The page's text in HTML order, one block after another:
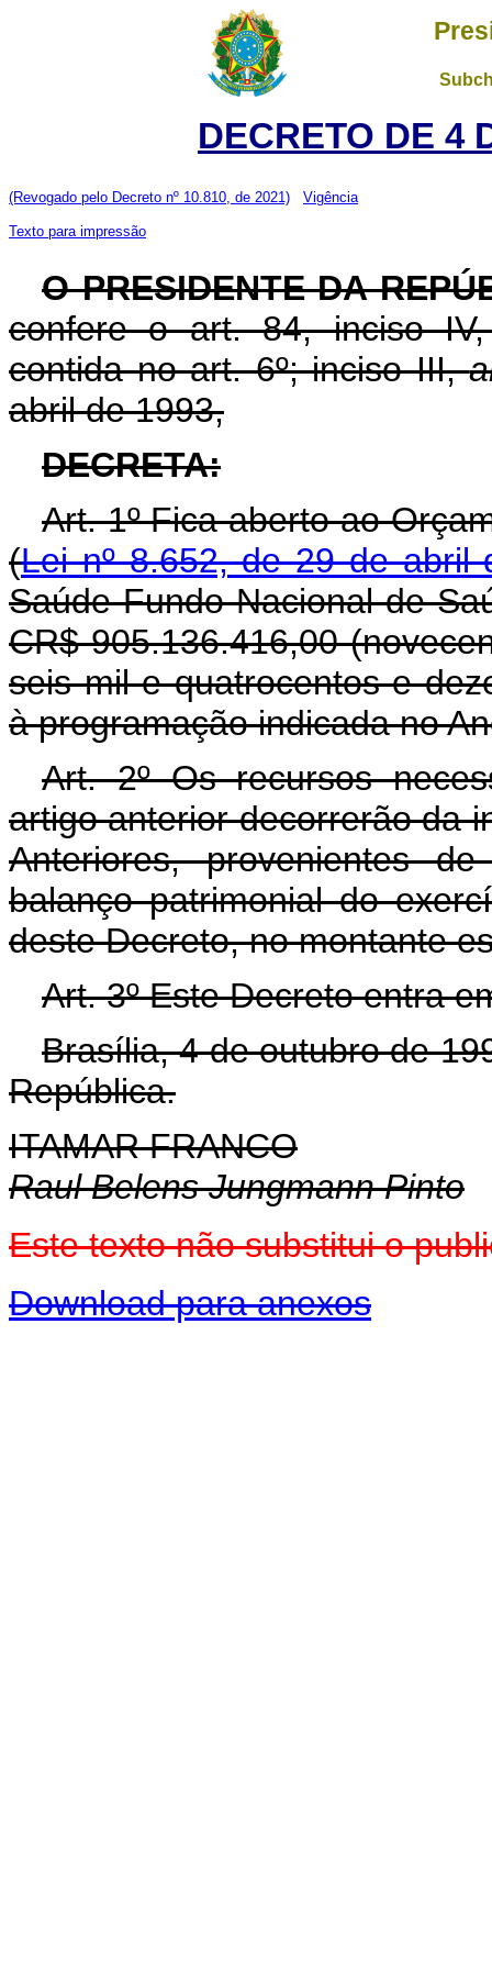
DECRETO DE 4
(Revogado pelo Decreto nº 10.810, de 2021) Vigência
Texto para impressão
O PRESIDENTE DA
confere o art. 84, inciso
contida no art. 6º; inciso III,
abril de 1993,
DECRETA:
Art. 1º Fica aberto ao
(Lei nº 8.652, de 29 de abril
Saúde Fundo Nacional de
CR$ 905.136.416,00
seis mil e quatrocentos e
à programação indicada no
Art. 2º Os recursos
artigo anterior decorrerão da
Anteriores, provenientes
balanço patrimonial do
deste Decreto, no montante
Art. 3º Este Decreto entra
Brasília, 4 de outubro de
República.
ITAMAR FRANCO
Raul Belens Jungmann Pinto
Este texto não substitui o
Download para anexos